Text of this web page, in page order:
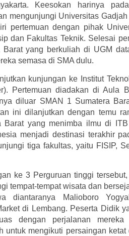
Keesokan harinya
mengunjungi Universitas
pertemuan dengan pihak
dan Fakultas Teknik. Selesai
yang berkuliah di UGM
semasa di SMA dulu.
kunjungan ke Institut
Pertemuan diadakan di Aula
diluar SMAN 1 Sumatera
ini dilanjutkan dengan temu
Barat yang menimba ilmu di
menjadi destinasi terakhir
tiga fakultas, yaitu FISIP,
ke 3 Perguruan tinggi
tempat-tempat wisata dan
diantaranya Malioboro
di Lembang. Peserta Didik
dengan perjalanan mereka
untuk mengikuti persaingan ketat